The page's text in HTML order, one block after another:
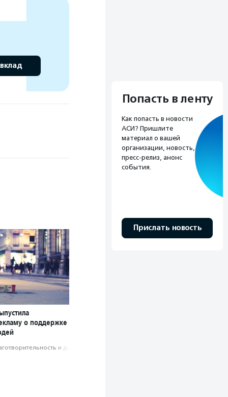
о поддержке
и доброволь­чест­во
Попасть в ленту
Как попасть в новости
АСИ? Пришлите
материал о вашей
организации, новость,
пресс-релиз, анонс
события.
Прислать новость